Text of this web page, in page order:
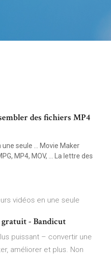
des fichiers MP4
seule ... Movie Maker
MP4, MOV, ... La lettre des
vidéos en une seule
gratuit - Bandicut
puissant – convertir une
améliorer et plus. Non